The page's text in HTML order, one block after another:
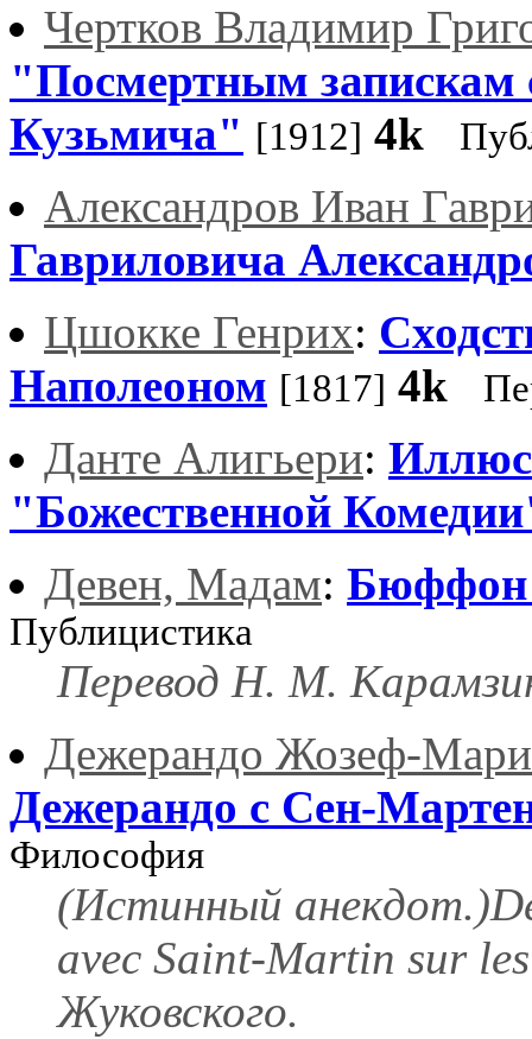
Чертков Владимир
"Посмертным запискам
Кузьмича" [1912] 4k
Александров Иван
Гавриловича
Цшокке Генрих:
Наполеоном [1817] 4k
Данте Алигьери:
"Божественной
Девен, Мадам: Бюффон
Публицистика
Перевод Н. М.
Дежерандо Жозеф-Мари
Дежерандо с Сен-
Философия
(Истинный
avec Saint-Martin sur
Жуковского.